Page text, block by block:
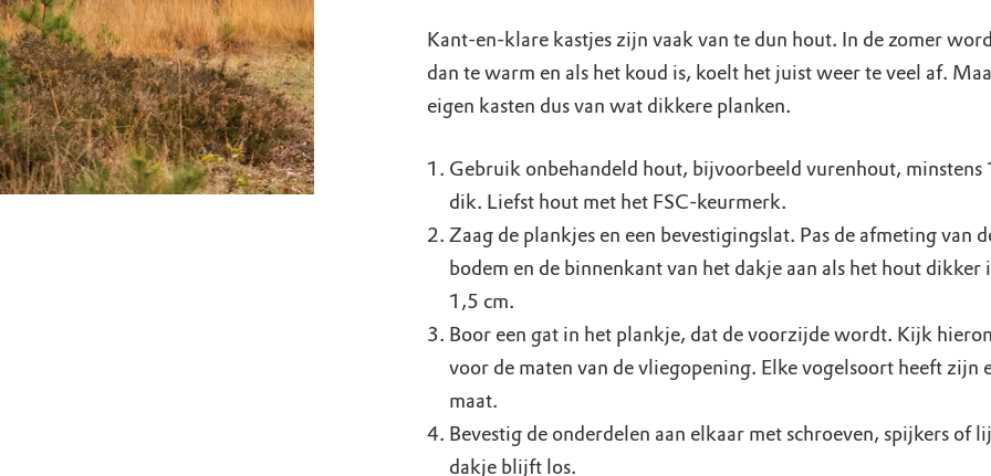
Kant-en-klare kastjes zijn vaak van te dun hout. In de zomer
dan te warm en als het koud is, koelt het juist weer te veel af.
eigen kasten dus van wat dikkere planken.
Gebruik onbehandeld hout, bijvoorbeeld vurenhout, minstens
dik. Liefst hout met het FSC-keurmerk.
Zaag de plankjes en een bevestigingslat. Pas de afmeting van
bodem en de binnenkant van het dakje aan als het hout dikker
1,5 cm.
Boor een gat in het plankje, dat de voorzijde wordt. Kijk
voor de maten van de vliegopening. Elke vogelsoort heeft zijn
maat.
Bevestig de onderdelen aan elkaar met schroeven, spijkers of
dakje blijft los.